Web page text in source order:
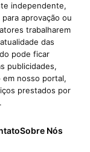
independente,
aprovação ou
trabalharem
das
pode ficar
publicidades,
nosso portal,
prestados por
Sobre Nós